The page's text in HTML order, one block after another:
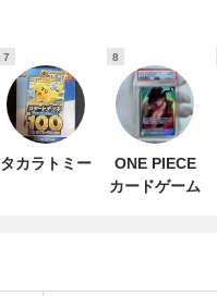
7
タカラトミー
8
ONE PIECE
カードゲーム